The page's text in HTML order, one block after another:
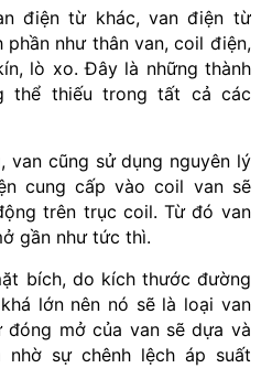
điện từ khác, van điện từ
như thân van, coil điện,
lò xo. Đây là những thành
thể thiếu trong tất cả các
van cũng sử dụng nguyên lý
cung cấp vào coil van sẽ
trên trục coil. Từ đó van
gần như tức thì.
bích, do kích thước đường
lớn nên nó sẽ là loại van
mở của van sẽ dựa và
sự chênh lệch áp suất